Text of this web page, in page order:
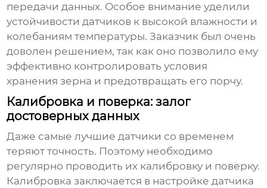
передачи данных. Особое внимание уделили
устойчивостидатчиков к высокой влажности и
колебаниям температуры. Заказчик был очень
доволен решением, так как оно позволило ему
эффективно контролировать условия
хранения зерна и предотвращать его порчу.
Калибровка и поверка: залог
достоверных данных
Даже самые лучшиедатчики со временем
теряют точность. Поэтому необходимо
регулярно проводить их калибровку и поверку.
Калибровка заключается в настройкедатчика